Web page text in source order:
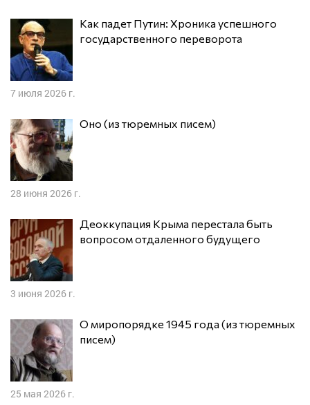
Как падет Путин: Хроника успешного
государственного переворота
7 июля 2026 г.
Оно (из тюремных писем)
28 июня 2026 г.
Деоккупация Крыма перестала быть
вопросом отдаленного будущего
3 июня 2026 г.
О миропорядке 1945 года (из тюремных
писем)
25 мая 2026 г.